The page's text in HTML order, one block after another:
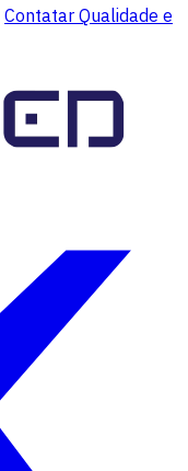
Contatar Qualidade e